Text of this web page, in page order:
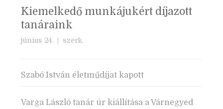
Kiemelkedő munkájukért díjazott
tanáraink
június 24. | szerk.
Szabó István életműdíjat kapott
Varga László tanár úr kiállítása a Várnegyed